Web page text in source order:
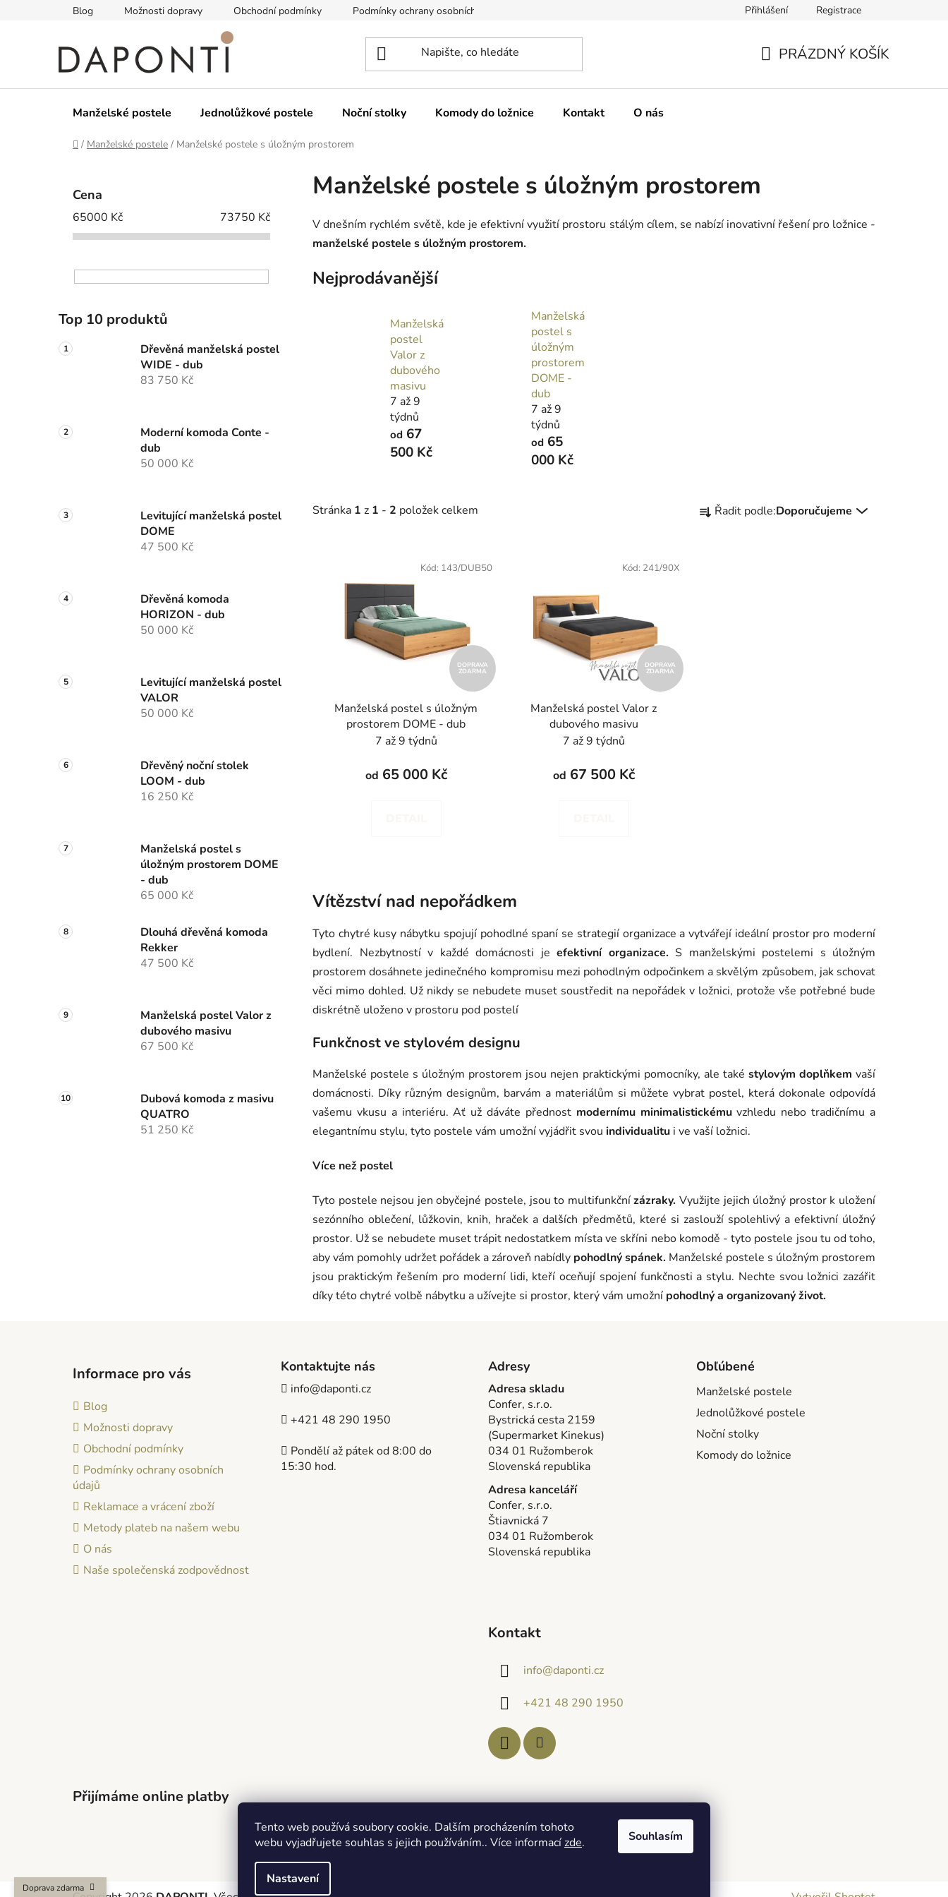
Tento web používá soubory cookie. Dalším procházením tohoto
webu vyjadřujete souhlas s jejich používáním.. Více informacízde.
Nastavení
Souhlasím
Doprava zdarma
Blog Možnosti dopravy Obchodní podmínky Podmínky ochrany osobních údajů Metody plateb na našem webu O nás
Přihlášení Registrace
PRÁZDNÝ KOŠÍK
Manželské postele Jednolůžkové postele Noční stolky Komody do ložnice Kontakt O nás
Domů
/ Manželské postele / Manželské postele s úložným prostorem
í
a
Cena
65000 Kč 73750 Kč
Top 10 produktů
Dřevěná manželská postel
WIDE - dub
83 750 Kč
Moderní komoda Conte -
dub
50 000 Kč
Levitující manželská postel
DOME
47 500 Kč
Dřevěná komoda
HORIZON - dub
50 000 Kč
Levitující manželská postel
VALOR
50 000 Kč
Dřevěný noční stolek
LOOM - dub
16 250 Kč
Manželská postel s
úložným prostorem DOME
- dub
65 000 Kč
Dlouhá dřevěná komoda
Rekker
47 500 Kč
Manželská postel Valor z
dubového masivu
67 500 Kč
Dubová komoda z masivu
QUATRO
51 250 Kč
Manželské postele s úložným prostorem
V dnešním rychlém světě, kde je efektivní využití prostoru stálým cílem, se nabízí inovativní řešení pro ložnice -
manželské postele s úložným prostorem.
Nejprodávanější
Manželská
postel
Valor z
dubového
masivu
7 až 9
týdnů
od 67
500 Kč
Manželská
postel s
úložným
prostorem
DOME -
dub
7 až 9
týdnů
od65
000 Kč
Stránka 1 z 1 - 2 položek celkem
a Řadit podle:Doporučujeme
DOPRAVA
ZDARMA
Manželská postel s úložným
prostorem DOME - dub
7 až 9 týdnů
od 65 000 Kč
Kód: 143/DUB50
DOPRAVA
ZDARMA
Manželská postel Valor z
dubového masivu
7 až 9 týdnů
od 67 500 Kč
Kód: 241/90X
d
a
c
í
p
v
ý
p
s
Vítězství nad nepořádkem
Tyto chytré kusy nábytku spojují pohodlné spaní se strategií organizace a vytvářejí ideální prostor pro moderní
bydlení. Nezbytností v každé domácnosti je efektivní organizace. S manželskými postelemi s úložným
prostorem dosáhnete jedinečného kompromisu mezi pohodlným odpočinkem a skvělým způsobem, jak schovat
věci mimo dohled. Už nikdy se nebudete muset soustředit na nepořádek v ložnici, protože vše potřebné bude
diskrétně uloženo v prostoru pod postelí
Funkčnost ve stylovém designu
Manželské postele s úložným prostorem jsou nejen praktickými pomocníky, ale také stylovým doplňkem vaší
domácnosti. Díky různým designům, barvám a materiálům si můžete vybrat postel, která dokonale odpovídá
vašemu vkusu a interiéru. Ať už dáváte přednost modernímu minimalistickémuvzhledu nebo tradičnímu a
elegantnímu stylu, tyto postele vám umožní vyjádřit svou individualitu i ve vaší ložnici.
Více než postel
Tyto postele nejsou jen obyčejné postele, jsou to multifunkčnízázraky. Využijte jejich úložný prostor k uložení
sezónního oblečení, lůžkovin, knih, hraček a dalších předmětů, které si zaslouží spolehlivý a efektivní úložný
prostor. Už se nebudete muset trápit nedostatkem místa ve skříni nebo komodě - tyto postele jsou tu od toho,
aby vám pomohly udržet pořádek a zároveň nabídly pohodlný spánek. Manželské postele s úložným prostorem
jsou praktickým řešením pro moderní lidi, kteří oceňují spojení funkčnosti a stylu. Nechte svou ložnici zazářit
díky této chytré volbě nábytku a užívejte si prostor, který vám umožní pohodlný a organizovaný život.
Informace pro vás
Blog
Možnosti dopravy
Obchodní podmínky
Podmínky ochrany osobních
údajů
Reklamace a vrácení zboží
Metody plateb na našem webu
O nás
Naše společenská zodpovědnost
Kontaktujte nás
info@daponti.cz
+421 48 290 1950
Pondělí až pátek od 8:00 do
15:30 hod.
Adresy
Adresa skladu
Confer, s.r.o.
Bystrická cesta 2159
(Supermarket Kinekus)
034 01 Ružomberok
Slovenská republika
Adresa kanceláří
Confer, s.r.o.
Štiavnická 7
034 01 Ružomberok
Slovenská republika
Obľúbené
Manželské postele
Jednolůžkové postele
Noční stolky
Komody do ložnice
Kontakt
info@daponti.cz
+421 48 290 1950
Přijímáme online platby